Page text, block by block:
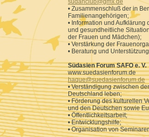
sudanclub@gmx.de
• Zusammenschluß der in
Familienangehörigen;
• Information und
und gesundheitliche
der Frauen und Mädchen);
• Verstärkung der
• Beratung und
Südasien Forum SAFO e. V.
www.suedasienforum.de
haque@suedasienforum.de
• Verständigung zwischen
Deutschland leben;
• Förderung des kulturellen
und den Deutschen sowie
• Öffentlichkeitsarbeit;
• Entwicklungshilfe;
• Organisation von